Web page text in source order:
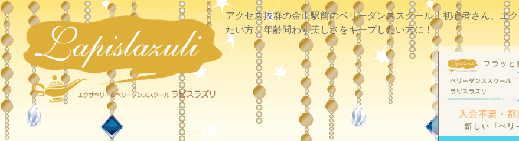
アクセス抜群の金山駅前のベリーダンススクール！初心者さん、エ
たい方、年齢問わず美しさをキープしたい方に！